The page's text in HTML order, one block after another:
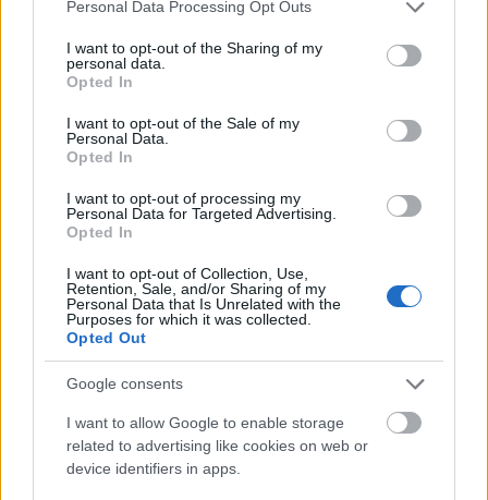
not limited to your visit or usage behaviour. You may click to
grant or deny consent to Google and its third-party tags to
use your data for below specified purposes in below Google
consent section.
Personal Data Processing Opt Outs
I want to opt-out of the Sharing of my
personal data.
Opted In
I want to opt-out of the Sale of my
Personal Data.
Opted In
I want to opt-out of processing my
Personal Data for Targeted Advertising.
Opted In
I want to opt-out of Collection, Use,
Retention, Sale, and/or Sharing of my
Personal Data that Is Unrelated with the
Purposes for which it was collected.
Opted Out
Google consents
I want to allow Google to enable storage
related to advertising like cookies on web or
device identifiers in apps.
az ID.Buzz is megérdemelte platina díjat – summázza az Euro
NCAP.
Aktuális kínálatunk, kategóriák
szerint